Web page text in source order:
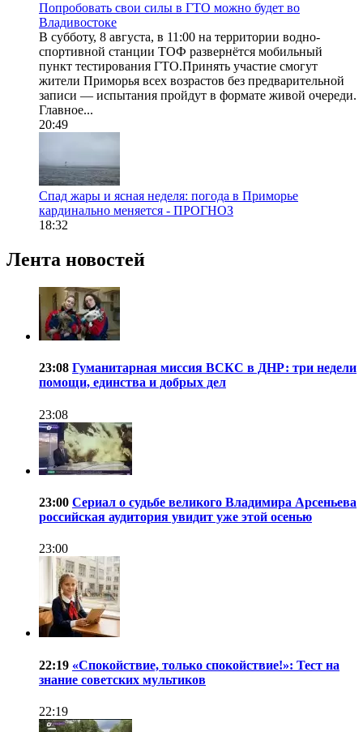
Попробовать свои силы в ГТО можно будет во
Владивостоке
В субботу, 8 августа, в 11:00 на территории водно-
спортивной станции ТОФ развернётся мобильный
пункт тестирования ГТО.Принять участие смогут
жители Приморья всех возрастов без предварительной
записи — испытания пройдут в формате живой очереди.
Главное...
20:49
Спад жары и ясная неделя: погода в Приморье
кардинально меняется - ПРОГНОЗ
18:32
Лента новостей
23:08 Гуманитарная миссия ВСКС в ДНР: три недели
помощи, единства и добрых дел
23:08
23:00 Сериал о судьбе великого Владимира Арсеньева
российская аудитория увидит уже этой осенью
23:00
22:19 «Спокойствие, только спокойствие!»: Тест на
знание советских мультиков
22:19